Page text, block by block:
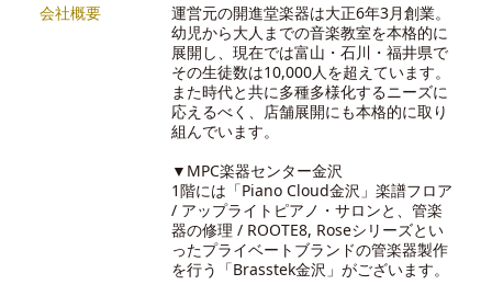
会社概要
運営元の開進堂楽器は大正6年3月創業。
幼児から大人までの音楽教室を本格的に
展開し、現在では富山・石川・福井県で
その生徒数は10,000人を超えています。
また時代と共に多種多様化するニーズに
応えるべく、店舗展開にも本格的に取り
組んでいます。
▼MPC楽器センター金沢
1階には「Piano Cloud金沢」楽譜フロア
/ アップライトピアノ・サロンと、管楽
器の修理 / ROOTE8, Roseシリーズとい
ったプライベートブランドの管楽器製作
を行う「Brasstek金沢」がございます。